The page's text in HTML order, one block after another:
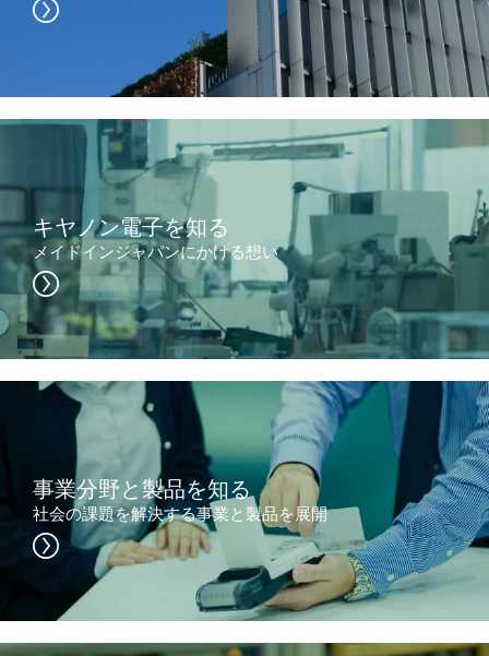
キヤノン電子を知る
メイドインジャパンにかける想い
事業分野と製品を知る
社会の課題を解決する事業と製品を展開